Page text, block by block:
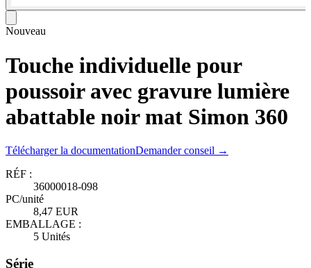
Nouveau
Touche individuelle pour
poussoir avec gravure lumière
abattable noir mat Simon 360
Télécharger la documentationDemander conseil →
RÉF :
36000018-098
PC/unité
8,47 EUR
EMBALLAGE :
5 Unités
Série